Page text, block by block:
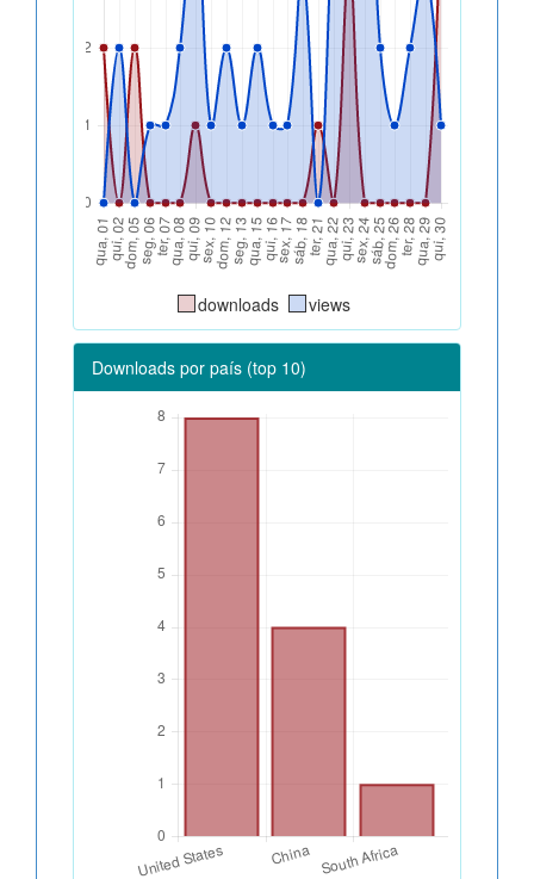
downloads views
Downloads por país (top 10)